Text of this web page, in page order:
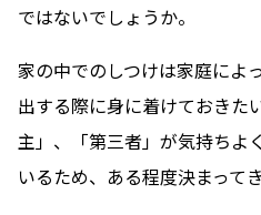
ではないでしょうか。
家の中でのしつけは家庭によ
出する際に身に着けておきた
主」、「第三者」が気持ちよ
いるため、ある程度決まってき